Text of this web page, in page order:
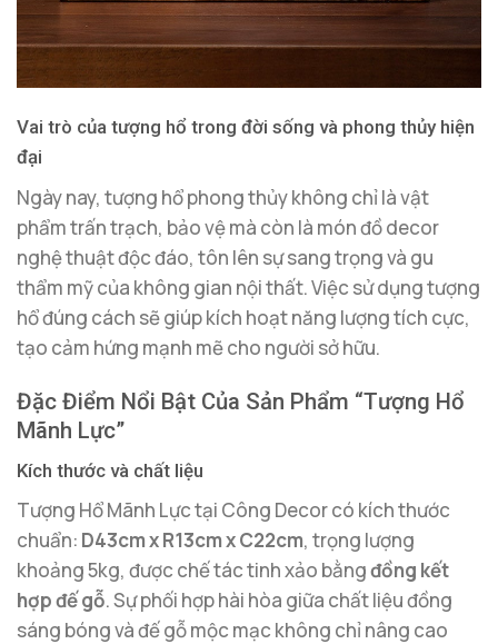
Vai trò của tượng hổ trong đời sống và phong thủy hiện
đại
Ngày nay, tượng hổ phong thủy không chỉ là vật
phẩm trấn trạch, bảo vệ mà còn là món đồ decor
nghệ thuật độc đáo, tôn lên sự sang trọng và gu
thẩm mỹ của không gian nội thất. Việc sử dụng tượng
hổ đúng cách sẽ giúp kích hoạt năng lượng tích cực,
tạo cảm hứng mạnh mẽ cho người sở hữu.
Đặc Điểm Nổi Bật Của Sản Phẩm “Tượng Hổ
Mãnh Lực”
Kích thước và chất liệu
Tượng Hổ Mãnh Lực tại Công Decor có kích thước
chuẩn: D43cm x R13cm x C22cm, trọng lượng
khoảng 5kg, được chế tác tinh xảo bằngđồng kết
hợp đế gỗ. Sự phối hợp hài hòa giữa chất liệu đồng
sáng bóng và đế gỗ mộc mạc không chỉ nâng cao